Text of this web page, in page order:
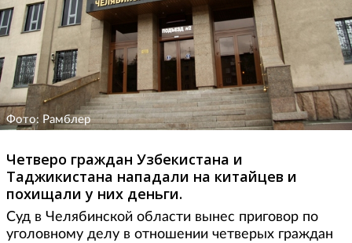
Фото: Рамблер
Четверо граждан Узбекистана и
Таджикистана нападали на китайцев и
похищали у них деньги.
Суд в Челябинской области вынес приговор по
уголовному делу в отношении четверых граждан